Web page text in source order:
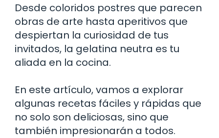
Desde coloridos postres que parecen
obras de arte hasta aperitivos que
despiertan la curiosidad de tus
invitados, la gelatina neutra es tu
aliada en la cocina.
En este artículo, vamos a explorar
algunas recetas fáciles y rápidas que
no solo son deliciosas, sino que
también impresionarán a todos.